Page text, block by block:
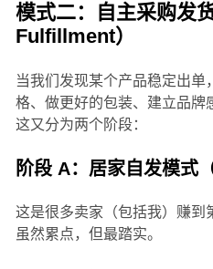
模式二：自主采购发
Fulfillment）
当我们发现某个产品稳定出单
格、做更好的包装、建立品牌
这又分为两个阶段：
阶段 A：居家自发模式
这是很多卖家（包括我）赚到
虽然累点，但最踏实。